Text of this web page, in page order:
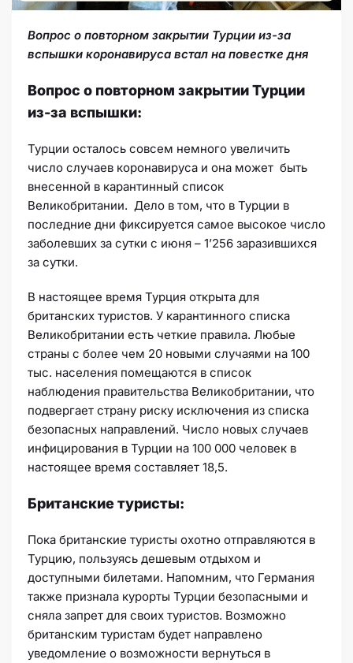
Вопрос о повторном закрытии Турции из-за
вспышки коронавируса встал на повестке дня
Вопрос о повторном закрытии Турции
из-за вспышки:
Турции осталось совсем немного увеличить
число случаев коронавируса и она может быть
внесенной в карантинный список
Великобритании. Дело в том, что в Турции в
последние дни фиксируется самое высокое число
заболевших за сутки с июня – 1’256 заразившихся
за сутки.
В настоящее время Турция открыта для
британских туристов. У карантинного списка
Великобритании есть четкие правила. Любые
страны с более чем 20 новыми случаями на 100
тыс. населения помещаются в список
наблюдения правительства Великобритании, что
подвергает страну риску исключения из списка
безопасных направлений. Число новых случаев
инфицирования в Турции на 100 000 человек в
настоящее время составляет 18,5.
Британские туристы:
Пока британские туристы охотно отправляются в
Турцию, пользуясь дешевым отдыхом и
доступными билетами. Напомним, что Германия
также признала курорты Турции безопасными и
сняла запрет для своих туристов. Возможно
британским туристам будет направлено
уведомление о возможности вернуться в